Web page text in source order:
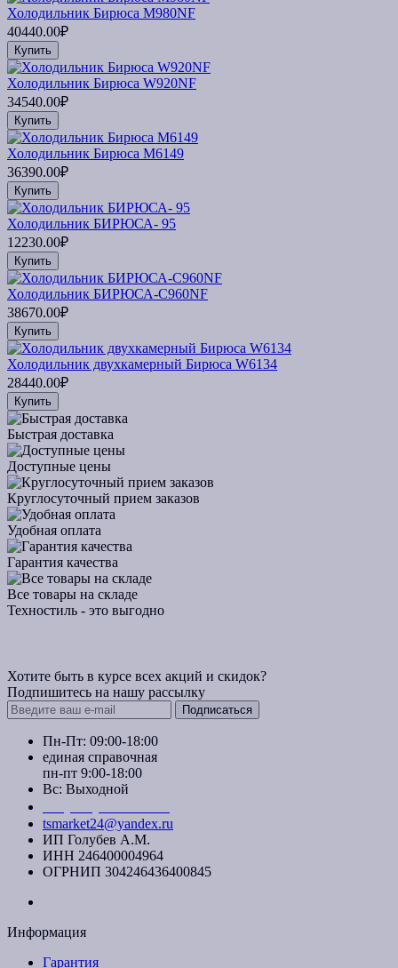
Холодильник Бирюса M980NF
40440.00₽
Купить
Холодильник Бирюса W920NF
34540.00₽
Купить
Холодильник Бирюса М6149
36390.00₽
Купить
Холодильник БИРЮСА- 95
12230.00₽
Купить
Холодильник БИРЮСА-C960NF
38670.00₽
Купить
Холодильник двухкамерный Бирюса W6134
28440.00₽
Купить
Быстрая доставка
Доступные цены
Круглосуточный прием заказов
Удобная оплата
Гарантия качества
Все товары на складе
Техностиль - это выгодно
Хотите быть в курсе всех акций и скидок?
Подпишитесь на нашу рассылку
Подписаться
Пн-Пт: 09:00-18:00
единая справочная
пн-пт 9:00-18:00
Вс: Выходной
tsmarket24@yandex.ru
ИП Голубев А.М.
ИНН 246400004964
ОГРНИП 304246436400845
Информация
Гарантия